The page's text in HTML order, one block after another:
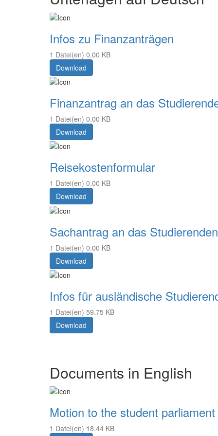
Infos zu Finanzanträgen
1 Datei(en) 0.00 KB
Download
Finanzantrag an das
1 Datei(en) 0.00 KB
Download
Reisekostenformular
1 Datei(en) 0.00 KB
Download
Sachantrag an das
1 Datei(en) 0.00 KB
Download
Infos für ausländische
1 Datei(en) 59.75 KB
Download
Documents in English
Motion to the student parliament
1 Datei(en) 18.44 KB